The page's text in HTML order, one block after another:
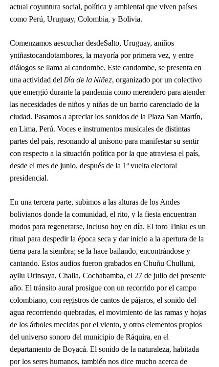
actual coyuntura social, política y ambiental que viven países
como Perú, Uruguay, Colombia, y Bolivia.
Comenzamos aescuchar desdeSalto, Uruguay, aniños
yniñastocandotambores, la mayoría por primera vez, y entre
diálogos se llama al candombe. Este candombe, se presenta en
una actividad del Día de la Niñez, organizado por un colectivo
que emergió durante la pandemia como merendero para atender
las necesidades de niños y niñas de un barrio carenciado de la
ciudad. Pasamos a apreciar los sonidos de la Plaza San Martín,
en Lima, Perú. Voces e instrumentos musicales de distintas
partes del país, resonando al unísono para manifestar su sentir
con respecto a la situación política por la que atraviesa el país,
desde el mes de junio, después de la 1ª vuelta electoral
presidencial.
En una tercera parte, subimos a las alturas de los Andes
bolivianos donde la comunidad, el rito, y la fiesta encuentran
modos para regenerarse, incluso hoy en día. El toro Tinku es un
ritual para despedir la época seca y dar inicio a la apertura de la
tierra para la siembra; se la hace bailando, encontrándose y
cantando. Estos audios fueron grabados en Chuñu Chulluni,
ayllu Urinsaya, Challa, Cochabamba, el 27 de julio del presente
año. El tránsito aural prosigue con un recorrido por el campo
colombiano, con registros de cantos de pájaros, el sonido del
agua recorriendo quebradas, el movimiento de las ramas y hojas
de los árboles mecidas por el viento, y otros elementos propios
del universo sonoro del municipio de Ráquira, en el
departamento de Boyacá. El sonido de la naturaleza, habitada
por los seres humanos, también nos dice mucho acerca de